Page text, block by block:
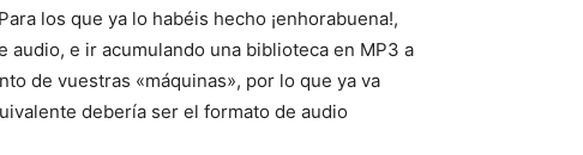
los que ya lo habéis hecho ¡enhorabuena!,
e ir acumulando una biblioteca en MP3 a
de vuestras «máquinas», por lo que ya va
debería ser el formato de audio